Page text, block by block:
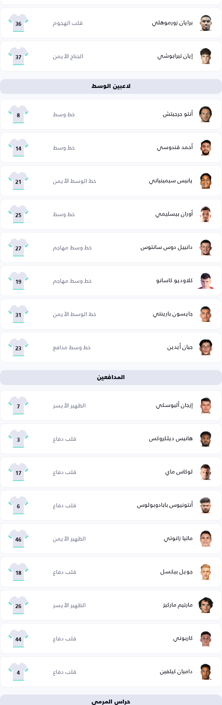
برايان زورموهلي قلب الهجوم 36
إيان تيرابوشي الجناح الأيمن 37
لاعبين الوسط
أنتو جرجيتش خط وسط 8
أحمد قندوسي خط وسط 14
يانيس سيمينياني خط الوسط الأيمن 21
أوران بيسليمي خط وسط 25
دانييل دوس سانتوس خط وسط مهاجم 27
كلاوديو كاسانو خط وسط مهاجم 19
جايسون بارينتي خط الوسط الأيمن 31
جيان أيدين خط وسط مدافع 23
المدافعين
إزجان أليوسكي الظهير الأيسر 7
هانيس ديلكروكس قلب دفاع 3
لوكاس ماي قلب دفاع 17
أنتونيوس بابادوبولوس قلب دفاع 6
ماتيا زانوتي الظهير الأيمن 46
جويل بيكسل قلب دفاع 18
مارتيم ماركيز الظهير الأيسر 26
كاربوني قلب دفاع 44
داميان كيلفين قلب دفاع 4
حراس المرمى